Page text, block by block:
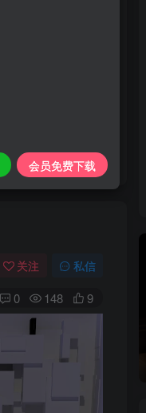
关注 私信
0 148 9
会员免费下载